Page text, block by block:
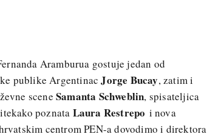
Aramburua gostuje jedan od
publike ArgentinacJorge Bucay, zatim i
scene Samanta Schweblin, spisateljica
poznata Laura Restrepo i nova
centrom PEN-a dovodimo i direktora